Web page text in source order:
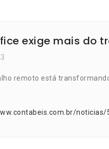
exige mais do
remoto está